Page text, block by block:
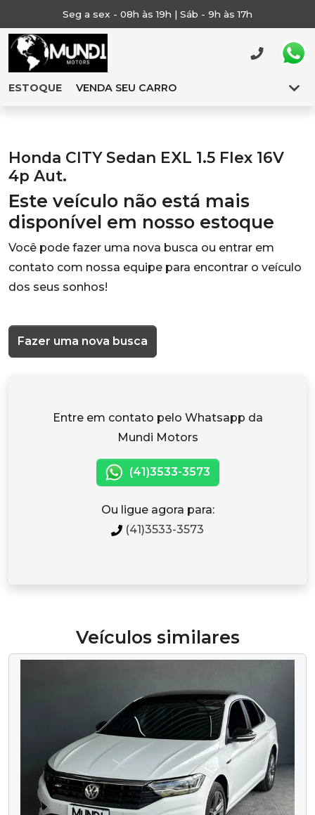
Seg a sex - 08h às 19h | Sáb - 9h às 17h
ESTOQUE VENDA SEU CARRO
Honda CITY Sedan EXL 1.5 Flex 16V
4p Aut.
Este veículo não está mais
disponível em nosso estoque
Você pode fazer uma nova busca ou entrar em
contato com nossa equipe para encontrar o veículo
dos seus sonhos!
Fazer uma nova busca
Entre em contato pelo Whatsapp da
Mundi Motors
(41)3533-3573
Ou ligue agora para:
(41)3533-3573
Veículos similares